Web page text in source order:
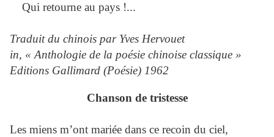
Qui retourne au pays !...
Traduit du chinois par Yves Hervouet
in, « Anthologie de la poésie chinoise classique »
Editions Gallimard (Poésie) 1962
Chanson de tristesse
Les miens m’ont mariée dans ce recoin du ciel,